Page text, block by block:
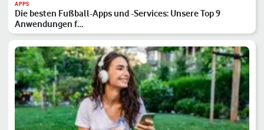
APPS
Die besten Fußball-Apps und -Services: Unsere Top 9
Anwendungen f…